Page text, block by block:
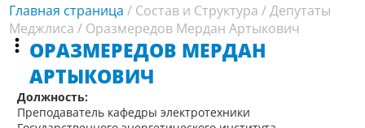
Главная страница / Состав и Структура /Депутаты
Меджлиса / Оразмередов Мердан Артыкович
ОРАЗМЕРЕДОВ МЕРДАН
АРТЫКОВИЧ
Должность:
Преподаватель кафедры электротехники